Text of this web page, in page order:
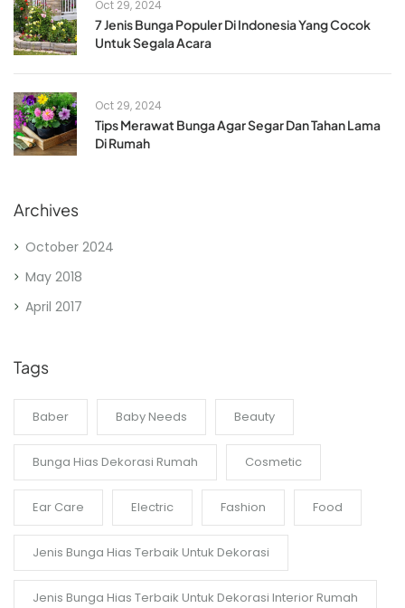
Oct 29, 2024
7 Jenis Bunga Populer Di Indonesia Yang Cocok
Untuk Segala Acara
Oct 29, 2024
Tips Merawat Bunga Agar Segar Dan Tahan Lama
Di Rumah
Archives
October 2024
May 2018
April 2017
Tags
Baber Baby Needs Beauty
Bunga Hias Dekorasi Rumah Cosmetic
Ear Care Electric Fashion Food
Jenis Bunga Hias Terbaik Untuk Dekorasi
Jenis Bunga Hias Terbaik Untuk Dekorasi Interior Rumah